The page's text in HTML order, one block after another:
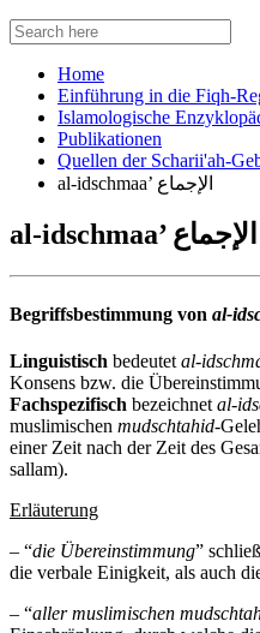
Search
for:
Home
Einführung in die Fiqh-
Islamologische
Publikationen
Quellen der Scharii'ah-
al-idschmaa’ الإجماع
al-idschmaa’ الإجماع
Begriffsbestimmung von al-
Linguistisch bedeutet al-
Konsens bzw. die
Fachspezifisch bezeichnet al-
muslimischen mudschtahid-
einer Zeit nach der Zeit des
sallam).
Erläuterung
– “die Übereinstimmung”
die verbale Einigkeit, als auch
– “aller muslimischen